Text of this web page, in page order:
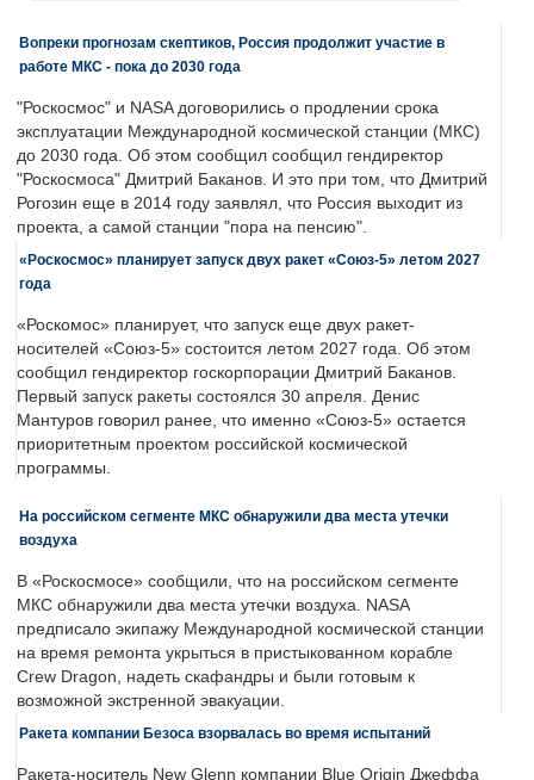
Вопреки прогнозам скептиков, Россия продолжит участие в
работе МКС - пока до 2030 года
"Роскосмос" и NASA договорились о продлении срока
эксплуатации Международной космической станции (МКС)
до 2030 года. Об этом сообщил сообщил гендиректор
"Роскосмоса" Дмитрий Баканов. И это при том, что Дмитрий
Рогозин еще в 2014 году заявлял, что Россия выходит из
проекта, а самой станции "пора на пенсию".
«Роскосмос» планирует запуск двух ракет «Союз-5» летом 2027
года
«Роскомос» планирует, что запуск еще двух ракет-
носителей «Союз-5» состоится летом 2027 года. Об этом
сообщил гендиректор госкорпорации Дмитрий Баканов.
Первый запуск ракеты состоялся 30 апреля. Денис
Мантуров говорил ранее, что именно «Союз-5» остается
приоритетным проектом российской космической
программы.
На российском сегменте МКС обнаружили два места утечки
воздуха
В «Роскосмосе» сообщили, что на российском сегменте
МКС обнаружили два места утечки воздуха. NASA
предписало экипажу Международной космической станции
на время ремонта укрыться в пристыкованном корабле
Crew Dragon, надеть скафандры и были готовым к
возможной экстренной эвакуации.
Ракета компании Безоса взорвалась во время испытаний
Ракета-носитель New Glenn компании Blue Origin Джеффа